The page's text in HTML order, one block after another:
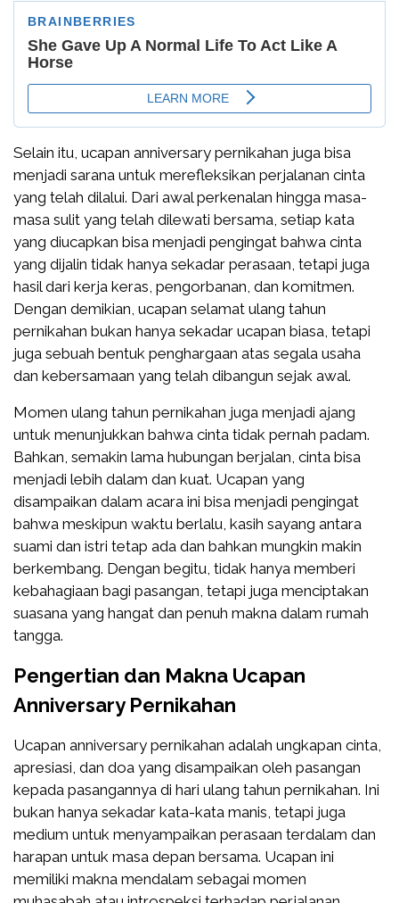
Selain itu, ucapan anniversary pernikahan juga bisa
menjadi sarana untuk merefleksikan perjalanan cinta
yang telah dilalui. Dari awal perkenalan hingga masa-
masa sulit yang telah dilewati bersama, setiap kata
yang diucapkan bisa menjadi pengingat bahwa cinta
yang dijalin tidak hanya sekadar perasaan, tetapi juga
hasil dari kerja keras, pengorbanan, dan komitmen.
Dengan demikian, ucapan selamat ulang tahun
pernikahan bukan hanya sekadar ucapan biasa, tetapi
juga sebuah bentuk penghargaan atas segala usaha
dan kebersamaan yang telah dibangun sejak awal.
Momen ulang tahun pernikahan juga menjadi ajang
untuk menunjukkan bahwa cinta tidak pernah padam.
Bahkan, semakin lama hubungan berjalan, cinta bisa
menjadi lebih dalam dan kuat. Ucapan yang
disampaikan dalam acara ini bisa menjadi pengingat
bahwa meskipun waktu berlalu, kasih sayang antara
suami dan istri tetap ada dan bahkan mungkin makin
berkembang. Dengan begitu, tidak hanya memberi
kebahagiaan bagi pasangan, tetapi juga menciptakan
suasana yang hangat dan penuh makna dalam rumah
tangga.
Pengertian dan Makna Ucapan
Anniversary Pernikahan
Ucapan anniversary pernikahan adalah ungkapan cinta,
apresiasi, dan doa yang disampaikan oleh pasangan
kepada pasangannya di hari ulang tahun pernikahan. Ini
bukan hanya sekadar kata-kata manis, tetapi juga
medium untuk menyampaikan perasaan terdalam dan
harapan untuk masa depan bersama. Ucapan ini
memiliki makna mendalam sebagai momen